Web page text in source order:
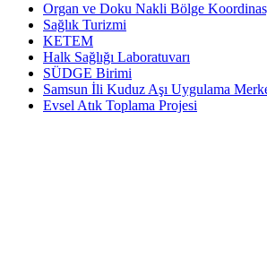
Organ ve Doku Nakli Bölge
Sağlık Turizmi
KETEM
Halk Sağlığı Laboratuvarı
SÜDGE Birimi
Samsun İli Kuduz Aşı Uygulama
Evsel Atık Toplama Projesi